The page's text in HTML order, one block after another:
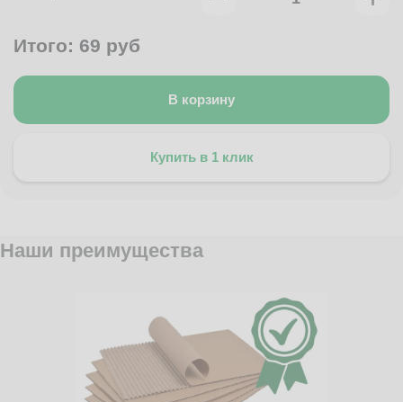
Итого: 69 руб
В корзину
Купить в 1 клик
Наши преимущества